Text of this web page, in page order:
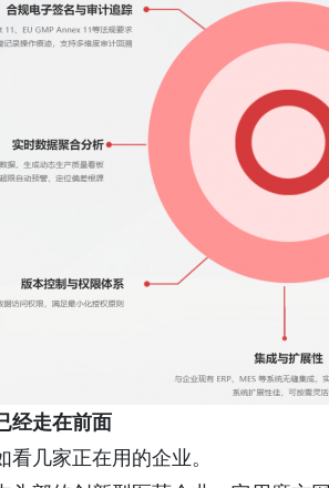
经走在前面
看几家正在用的企业。